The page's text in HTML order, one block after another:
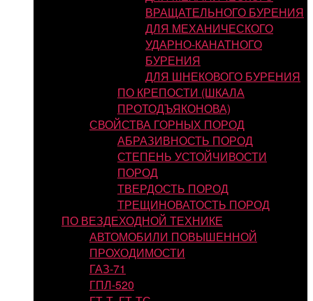
ВРАЩАТЕЛЬНОГО БУРЕНИЯ
ДЛЯ МЕХАНИЧЕСКОГО
УДАРНО-КАНАТНОГО
БУРЕНИЯ
ДЛЯ ШНЕКОВОГО БУРЕНИЯ
ПО КРЕПОСТИ (ШКАЛА
ПРОТОДЪЯКОНОВА)
СВОЙСТВА ГОРНЫХ ПОРОД
АБРАЗИВНОСТЬ ПОРОД
СТЕПЕНЬ УСТОЙЧИВОСТИ
ПОРОД
ТВЕРДОСТЬ ПОРОД
ТРЕЩИНОВАТОСТЬ ПОРОД
ПО ВЕЗДЕХОДНОЙ ТЕХНИКЕ
АВТОМОБИЛИ ПОВЫШЕННОЙ
ПРОХОДИМОСТИ
ГАЗ-71
ГПЛ-520